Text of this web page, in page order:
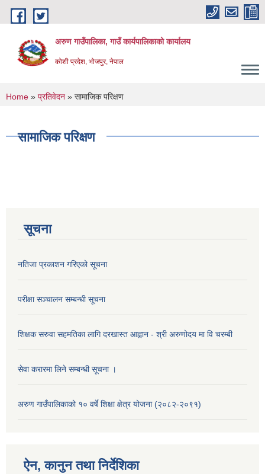
Skip to main content
अरुण गाउँपालिका, गाउँ कार्यपालिकाको कार्यालय
कोशी प्रदेश, भोजपुर, नेपाल
You are here
Home » प्रतिवेदन » सामाजिक परिक्षण
सामाजिक परिक्षण
सूचना
नतिजा प्रकाशन गरिएको सूचना
परीक्षा सञ्चालन सम्बन्धी सूचना
शिक्षक सरुवा सहमतिका लागि दरखास्त आह्वान - श्री अरुणोदय मा वि चरम्बी
सेवा करारमा लिने सम्बन्धी सूचना ।
अरुण गाउँपालिकाको १० वर्षे शिक्षा क्षेत्र योजना (२०८२-२०९१)
ऐन, कानुन तथा निर्देशिका